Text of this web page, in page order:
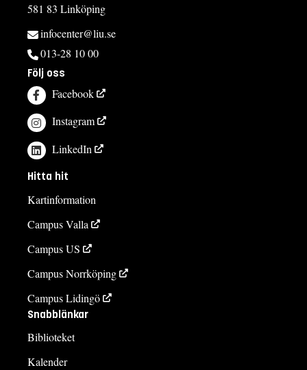
581 83 Linköping
infocenter@liu.se
013-28 10 00
Följ oss
Facebook
Instagram
LinkedIn
Hitta hit
Kartinformation
Campus Valla
Campus US
Campus Norrköping
Campus Lidingö
Snabblänkar
Biblioteket
Kalender